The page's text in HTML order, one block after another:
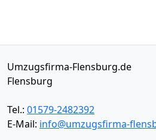
Umzugsfirma-Flensburg.de
Flensburg
Tel.: 01579-2482392
E-Mail: info@umzugsfirma-